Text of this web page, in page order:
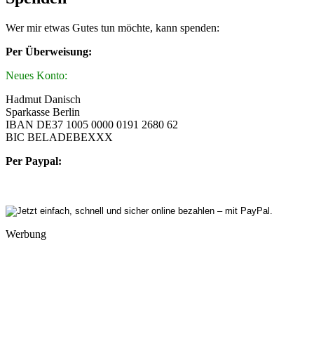
Wer mir etwas Gutes tun möchte, kann spenden:
Per Überweisung:
Neues Konto:
Hadmut Danisch
Sparkasse Berlin
IBAN DE37 1005 0000 0191 2680 62
BIC BELADEBEXXX
Per Paypal:
Werbung